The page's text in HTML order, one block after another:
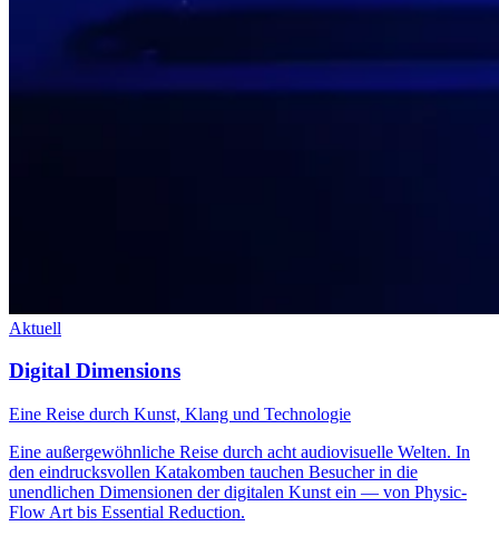
Aktuell
Digital Dimensions
Eine Reise durch Kunst, Klang und Technologie
Eine außergewöhnliche Reise durch acht audiovisuelle Welten. In
den eindrucksvollen Katakomben tauchen Besucher in die
unendlichen Dimensionen der digitalen Kunst ein — von Physic-
Flow Art bis Essential Reduction.